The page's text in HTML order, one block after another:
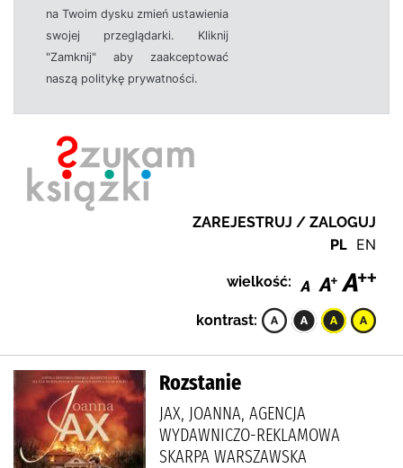
na Twoim dysku zmień ustawienia
swojej przeglądarki. Kliknij
"Zamknij" aby zaakceptować
naszą politykę prywatności.
ZAREJESTRUJ / ZALOGUJ
PL EN
wielkość:
kontrast:
Rozstanie
JAX, JOANNA, AGENCJA
WYDAWNICZO-REKLAMOWA
SKARPA WARSZAWSKA